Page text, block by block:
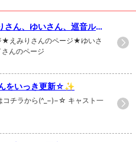
さん、ゆいさん、巡音ルイ
えみりさんのページ★ゆいさ
んのページ
をいっき更新☆✨
コチラから(^_−)−☆ キャスト一